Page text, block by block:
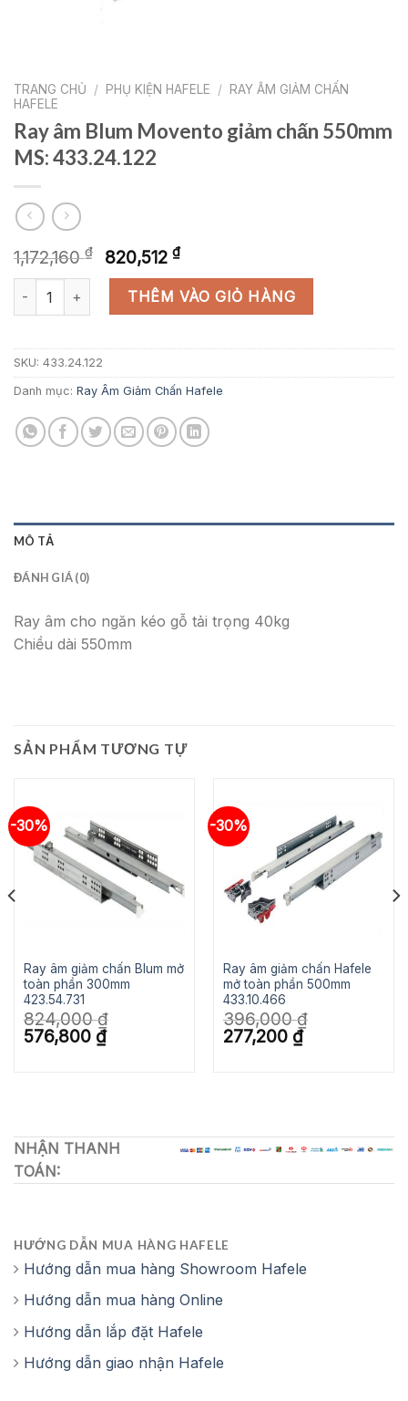
TRANG CHỦ / PHỤ KIỆN HAFELE /
RAY ÂM GIẢM CHẤN
HAFELE
Ray âm Blum Movento giảm chấn 550mm
MS: 433.24.122
1,172,160₫
Giá
gốc
1,172,160 ₫.
820,512 ₫Giá
hiện
tại
là:
820,512 ₫.
Ray âm Blum Movento giảm chấn 550mm MS: 433.24.122 số
THÊM VÀO GIỎ HÀNG
SKU: 433.24.122
Danh mục: Ray Âm Giảm Chấn Hafele
MÔ TẢ
ĐÁNH GIÁ (0)
Ray âm cho ngăn kéo gỗ tải trọng 40kg
Chiều dài 550mm
SẢN PHẨM TƯƠNG TỰ
-30%
Ray âm giảm chấn Blum mở
toàn phần 300mm
423.54.731
824,000₫
Giá
gốc
576,800 ₫Giá
hiện
-30%
Ray âm giảm chấn Hafele
mở toàn phần 500mm
433.10.466
396,000₫
Giá
gốc
277,200 ₫Giá
hiện
NHẬN THANH
TOÁN:
HƯỚNG DẪN MUA HÀNG HAFELE
Hướng dẫn mua hàng Showroom Hafele
Hướng dẫn mua hàng Online
Hướng dẫn lắp đặt Hafele
Hướng dẫn giao nhận Hafele